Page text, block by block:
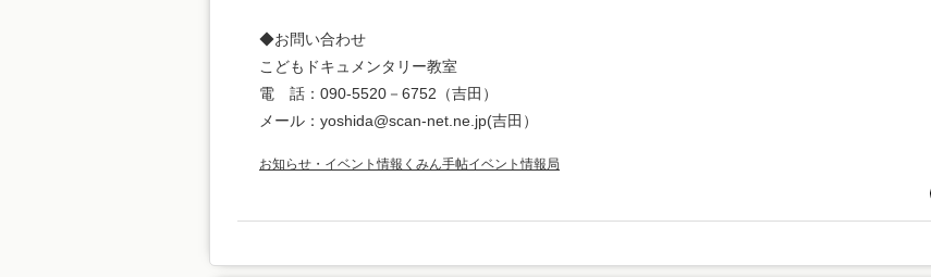
◆お問い合わせ
こどもドキュメンタリー教室
電 話：090-5520－6752（吉田）
メール：yoshida@scan-net.ne.jp(吉田）
お知らせ・イベント情報 くみん手帖イベント情報局